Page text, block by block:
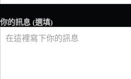
你的訊息 (選填)